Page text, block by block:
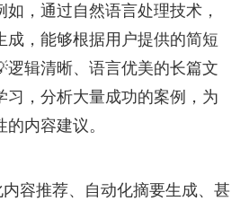
，通过自然语言处理技术，
成，能够根据用户提供的简短
逻辑清晰、语言优美的长篇文
习，分析大量成功的案例，为
内容建议。
容推荐、自动化摘要生成、甚